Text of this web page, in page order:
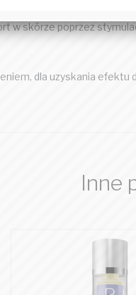
cytrusowego
w skórze poprzez
dla uzyskania efektu
Inne